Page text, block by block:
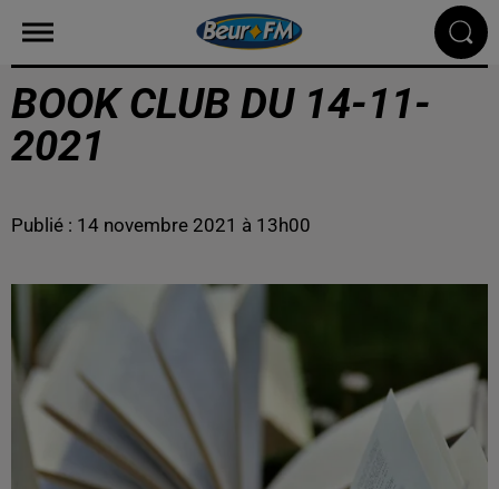
BOOK CLUB DU 14-11-
2021
Publié : 14 novembre 2021 à 13h00